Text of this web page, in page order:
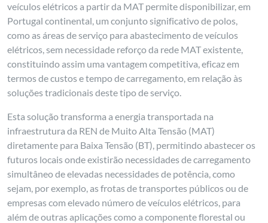
veículos elétricos a partir da MAT permite disponibilizar, em
Portugal continental, um conjunto significativo de polos,
como as áreas de serviço para abastecimento de veículos
elétricos, sem necessidade reforço da rede MAT existente,
constituindo assim uma vantagem competitiva, eficaz em
termos de custos e tempo de carregamento, em relação às
soluções tradicionais deste tipo de serviço.
Esta solução transforma a energia transportada na
infraestrutura da REN de Muito Alta Tensão (MAT)
diretamente para Baixa Tensão (BT), permitindo abastecer os
futuros locais onde existirão necessidades de carregamento
simultâneo de elevadas necessidades de potência, como
sejam, por exemplo, as frotas de transportes públicos ou de
empresas com elevado número de veículos elétricos, para
além de outras aplicações como a componente florestal ou